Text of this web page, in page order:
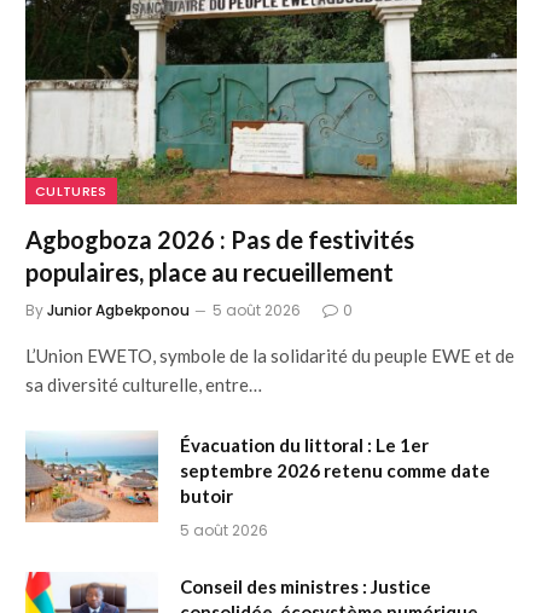
CULTURES
Agbogboza 2026 : Pas de festivités
populaires, place au recueillement
ByJunior Agbekponou 5 août 2026 0
L’Union EWETO, symbole de la solidarité du peuple EWE et de
sa diversité culturelle, entre…
Évacuation du littoral : Le 1er
septembre 2026 retenu comme date
butoir
5 août 2026
Conseil des ministres : Justice